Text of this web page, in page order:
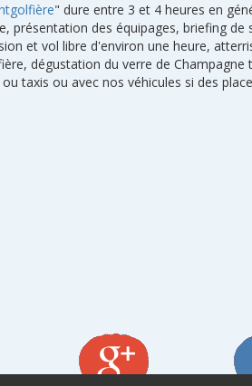
" dure entre 3 et 4 heures en
présentation des équipages, briefing
et vol libre d'environ une heure,
dégustation du verre de
taxis ou avec nos véhicules si des